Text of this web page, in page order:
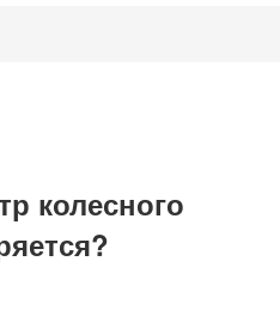
колесного